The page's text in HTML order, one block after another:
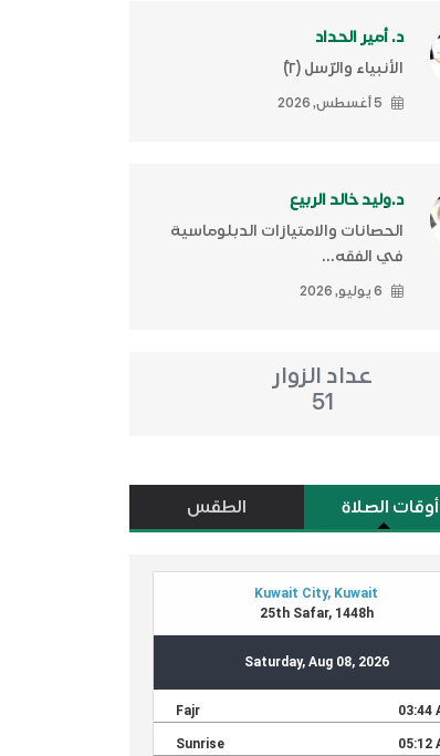
د. أمير الحداد
الأنبياء والرّسل (٢)ّ
5 أغسطس, 2026
د.وليد خالد الربيع
الحصانات والامتيازات الدبلوماسية
في الفقه...
6 يوليو, 2026
عداد الزوار
51
أوقات الصلاة الطقس